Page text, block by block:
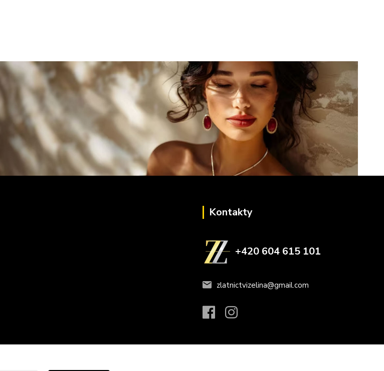
Kontakty
+420 604 615 101
zlatnictvizelina@gmail.com